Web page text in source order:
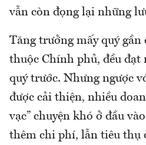
vẫn còn đọng lại những
Tăng trưởng mấy quý gần
thuộc Chính phủ, đều đạt
quý trước. Nhưng ngược
được cải thiện, nhiều
vạc” chuyện khó ở đầu
thêm chi phí, lẫn tiêu thụ